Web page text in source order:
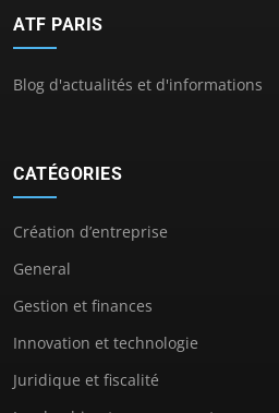
ATF PARIS
Blog d'actualités et d'informations
CATÉGORIES
Création d’entreprise
General
Gestion et finances
Innovation et technologie
Juridique et fiscalité